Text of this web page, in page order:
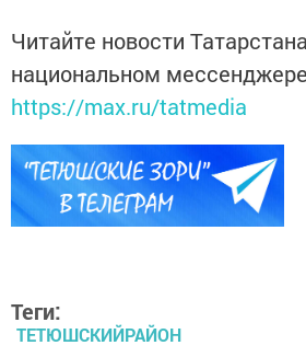
Читайте новости
национальном
https://max.ru/tatmedia
Теги:
ТЕТЮШСКИЙРАЙОН